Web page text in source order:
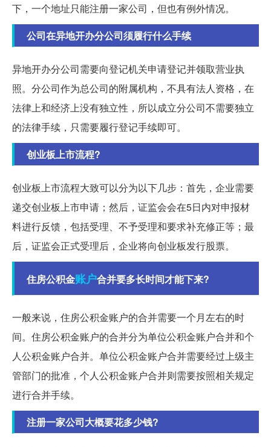
下，一个地址只能注册一家公司，但也有例外情况。
公司在异地开办分公司须履行什么手续
异地开办分公司需要向登记机关申请登记并领取营业执
照。分公司作为总公司的附属机构，不具有法人资格，在
法律上和经济上没有独立性，所以成立分公司不需要独立
的法律手续，只需要履行登记手续即可。
创业板上市流程?
创业板上市流程大致可以分为以下几步：首先，企业需要
递交创业板上市申请；然后，证监会会在5日内对申报材
料进行反馈，包括受理、不予受理和要求补充修正等；最
后，证监会正式受理后，企业将向创业板发行股票。
住房公积金账户合并要多长时间才能下来?
一般来说，住房公积金账户的合并需要一个月左右的时
间。住房公积金账户的合并分为单位公积金账户合并和个
人公积金账户合并。单位公积金账户合并需要经过上级主
管部门的批准，个人公积金账户合并则需要按照相关规定
进行合并手续。
注册一家公司大概要花多少钱?